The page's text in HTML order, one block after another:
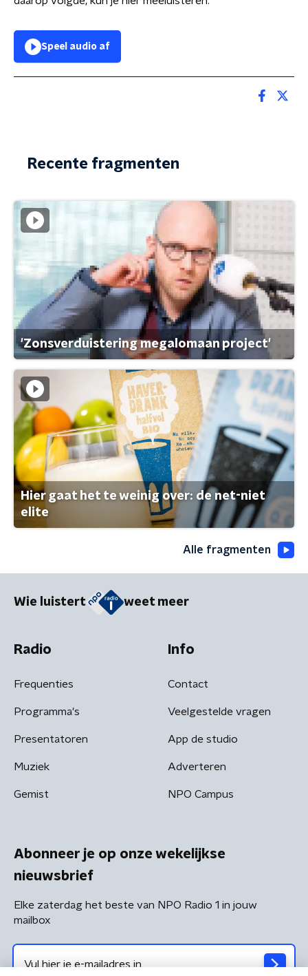
Speel audio af
Recente fragmenten
'Zonsverduistering megalomaan project'
Hier gaat het te weinig over: de net-niet
elite
Alle fragmenten
Wie luistert weet meer
Radio
Frequenties
Programma's
Presentatoren
Muziek
Gemist
Info
Contact
Veelgestelde vragen
App de studio
Adverteren
NPO Campus
Abonneer je op onze wekelijkse
nieuwsbrief
Elke zaterdag het beste van NPO Radio 1 in jouw
mailbox